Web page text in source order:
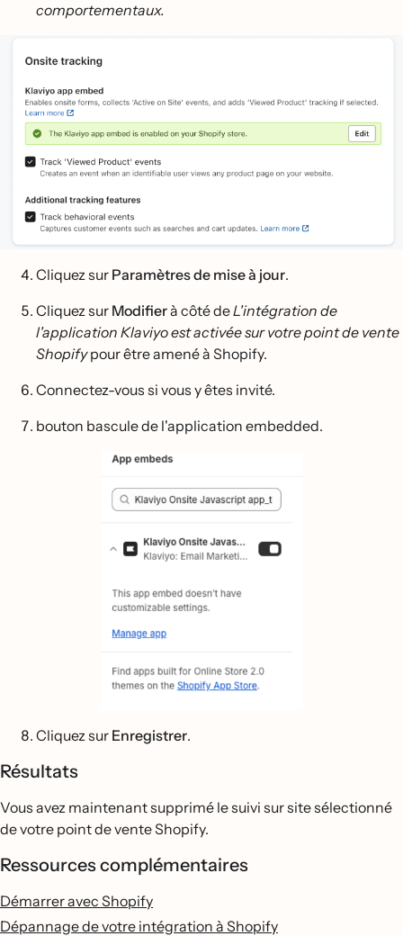
comportementaux.
Cliquez sur Paramètres de mise à jour.
Cliquez sur Modifierà côté deL'intégration de
l'application Klaviyo est activée sur votre point de vente
Shopifypour être amené à Shopify.
Connectez-vous si vous y êtes invité.
bouton bascule de l'application embedded.
Cliquez sur Enregistrer.
Résultats
Vous avez maintenant supprimé le suivi sur site sélectionné
de votre point de vente Shopify.
Ressources complémentaires
Démarrer avec Shopify
Dépannage de votre intégration à Shopify